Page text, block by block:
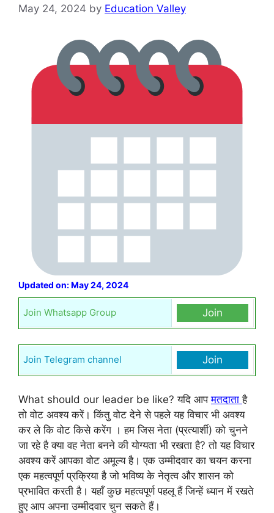
May 24, 2024 by Education Valley
Updated on: May 24, 2024
Join Whatsapp Group Join
Join Telegram channel Join
What should our leader be like? यदि आपमतदाताहै
तो वोट अवश्य करें। किंतु वोट देने से पहले यह विचार भी अवश्य
कर ले कि वोट किसे करेंग । हम जिस नेता (प्रत्यार्शी) को चुनने
जा रहे है क्या वह नेता बनने की योग्यता भी रखता है? तो यह विचार
अवश्य करें आपका वोट अमूल्य है। एक उम्मीदवार का चयन करना
एक महत्वपूर्ण प्रक्रिया है जो भविष्य के नेतृत्व और शासन को
प्रभावित करती है। यहाँ कुछ महत्वपूर्ण पहलू हैं जिन्हें ध्यान में रखते
हुए आप अपना उम्मीदवार चुन सकते हैं।